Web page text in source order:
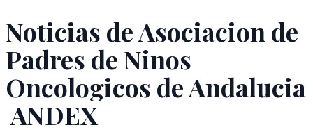
Noticias de Asociacion de
Padres de Ninos
Oncologicos de Andalucia
 ANDEX